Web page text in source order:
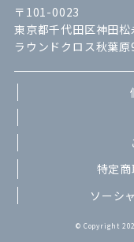
〒101-0023
東京都千代田区神田
ラウンドクロス秋葉原
特定
ソーシ
© Copyright